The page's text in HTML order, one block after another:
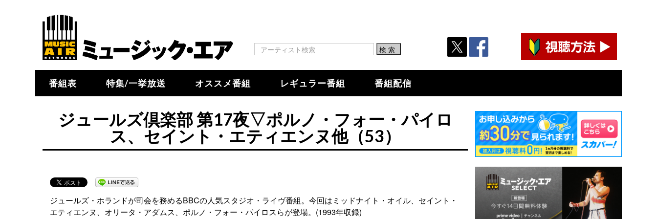
番組表 特集/一挙放送 オススメ番組 レギュラー番組 番組配信
ジュールズ倶楽部 第17夜▽ポルノ・フォー・パイロ
ス、セイント・エティエンヌ他（53）
ジュールズ・ホランドが司会を務めるBBCの人気スタジオ・ライヴ番組。今回はミッドナイト・オイル、セイント・
エティエンヌ、オリータ・アダムス、ポルノ・フォー・パイロスらが登場。(1993年収録)